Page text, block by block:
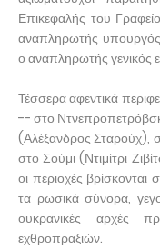
Επικεφαλής του
αναπληρωτής
ο αναπληρωτής
Τέσσερα αφεντικά
-- στο Ντνεπροπετρόβσκ
(Αλέξανδρος Σταρούχ),
στο Σούμι (Ντιμίτρι
οι περιοχές
τα ρωσικά σύνορα,
ουκρανικές αρχές
εχθροπραξιών.